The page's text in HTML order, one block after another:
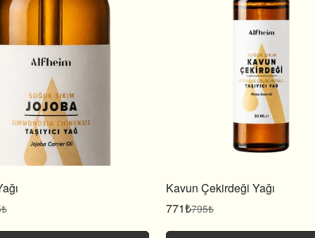
Kavun Çekirdeği Yağı
Satış
fiyatı
771₺
Normal
fiyat
795₺